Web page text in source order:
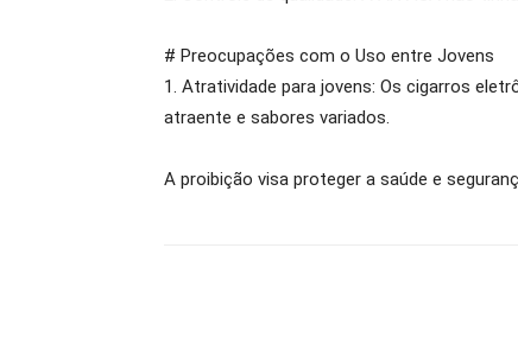
# Preocupações com o Uso entre Jovens
1. Atratividade para jovens: Os cigarros
atraente e sabores variados.
A proibição visa proteger a saúde e